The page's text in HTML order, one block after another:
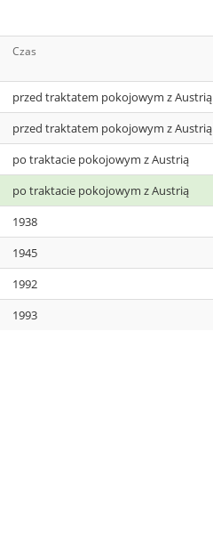
Czas
przed traktatem pokojowym z Austrią
przed traktatem pokojowym z Austrią
po traktacie pokojowym z Austrią
po traktacie pokojowym z Austrią
1938
1945
1992
1993